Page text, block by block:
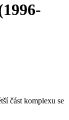
část komplexu se